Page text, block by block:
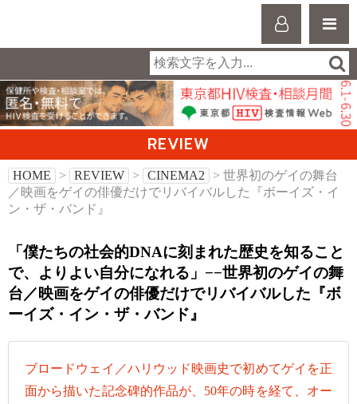
REVIEW
HOME > REVIEW > CINEMA2
> 世界初のゲイの舞台
／映画をゲイの俳優だけでリバイバルした『ボーイズ・イ
ン・ザ・バンド』
「僕たちの社会的DNAに刻まれた歴史を知ること
で、よりよい自分になれる」−−世界初のゲイの舞
台／映画をゲイの俳優だけでリバイバルした『ボ
ーイズ・イン・ザ・バンド』
ブロードウェイ／ハリウッド映画史で初めてゲイを正
面から描いた記念碑的作品が、50年の時を経て、オー